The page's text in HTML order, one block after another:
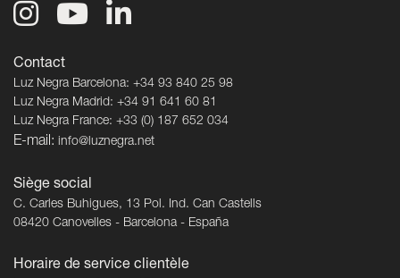
Contact
Luz Negra Barcelona: +34 93 840 25 98
Luz Negra Madrid: +34 91 641 60 81
Luz Negra France: +33 (0) 187 652 034
E-mail: info@luznegra.net
Siège social
C. Carles Buhigues, 13 Pol. Ind. Can Castells
08420 Canovelles - Barcelona - España
Horaire de service clientèle